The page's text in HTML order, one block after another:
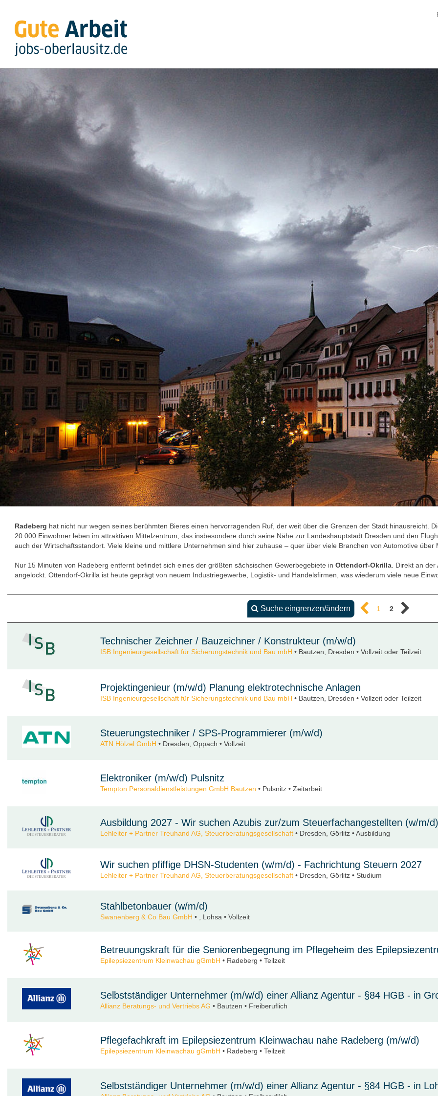
Radeberg hat nicht nur wegen seines berühmten Bieres einen hervorragenden Ruf, der weit über die Grenzen der Stadt hinausreicht.
20.000 Einwohner leben im attraktiven Mittelzentrum, das insbesondere durch seine Nähe zur Landeshauptstadt Dresden und den
auch der Wirtschaftsstandort. Viele kleine und mittlere Unternehmen sind hier zuhause – quer über viele Branchen von Automotive
Nur 15 Minuten von Radeberg entfernt befindet sich eines der größten sächsischen Gewerbegebiete in Ottendorf-Okrilla . Direkt an
angelockt. Ottendorf-Okrilla ist heute geprägt von neuem Industriegewerbe, Logistik- und Handelsfirmen, was wiederum viele neue
Suche eingrenzen/ändern 1 2
Technischer Zeichner / Bauzeichner / Konstrukteur (m/w/d)
ISB Ingenieurgesellschaft für Sicherungstechnik und Bau mbH • Bautzen, Dresden • Vollzeit oder Teilzeit
Projektingenieur (m/w/d) Planung elektrotechnische Anlagen
ISB Ingenieurgesellschaft für Sicherungstechnik und Bau mbH • Bautzen, Dresden • Vollzeit oder Teilzeit
Steuerungstechniker / SPS-Programmierer (m/w/d)
ATN Hölzel GmbH • Dresden, Oppach • Vollzeit
Elektroniker (m/w/d) Pulsnitz
Tempton Personaldienstleistungen GmbH Bautzen • Pulsnitz • Zeitarbeit
Ausbildung 2027 - Wir suchen Azubis zur/zum Steuerfachangestellten (w/m/d)
Lehleiter + Partner Treuhand AG, Steuerberatungsgesellschaft • Dresden, Görlitz • Ausbildung
Wir suchen pfiffige DHSN-Studenten (w/m/d) - Fachrichtung Steuern 2027
Lehleiter + Partner Treuhand AG, Steuerberatungsgesellschaft • Dresden, Görlitz • Studium
Stahlbetonbauer (w/m/d)
Swanenberg & Co Bau GmbH • , Lohsa • Vollzeit
Betreuungskraft für die Seniorenbegegnung im Pflegeheim des
Epilepsiezentrum Kleinwachau gGmbH • Radeberg • Teilzeit
Selbstständiger Unternehmer (m/w/d) einer Allianz Agentur - §84 HGB­ - in
Allianz Beratungs- und Vertriebs AG • Bautzen • Freiberuflich
Pflegefachkraft im Epilepsiezentrum Kleinwachau nahe Radeberg (m/w/d)
Epilepsiezentrum Kleinwachau gGmbH • Radeberg • Teilzeit
Selbstständiger Unternehmer (m/w/d) einer Allianz Agentur - §84 HGB­ - in